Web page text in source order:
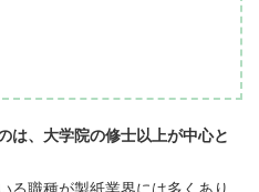
は、大学院の修士以上が中心と
る職種が製紙業界には多くあり